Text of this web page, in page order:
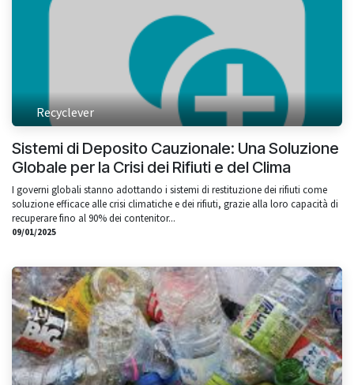
Recyclever
Sistemi di Deposito Cauzionale: Una Soluzione
Globale per la Crisi dei Rifiuti e del Clima
I governi globali stanno adottando i sistemi di restituzione dei rifiuti come
soluzione efficace alle crisi climatiche e dei rifiuti, grazie alla loro capacità di
recuperare fino al 90% dei contenitor...
09/01/2025